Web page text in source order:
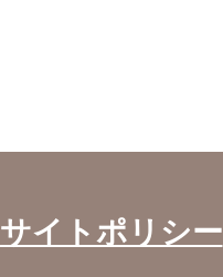
サイトポリシー